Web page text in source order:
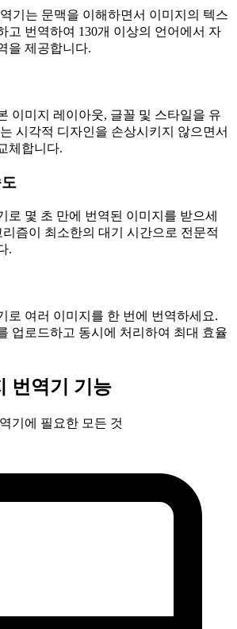
기는 문맥을 이해하면서 이미지의 텍스
고 번역하여 130개 이상의 언어에서 자
을 제공합니다.
이미지 레이아웃, 글꼴 및 스타일을 유
시각적 디자인을 손상시키지 않으면서
체합니다.
로 몇 초 만에 번역된 이미지를 받으세
즘이 최소한의 대기 시간으로 전문적
.
로 여러 이미지를 한 번에 번역하세요.
업로드하고 동시에 처리하여 최대 효율
번역기 기능
기에 필요한 모든 것